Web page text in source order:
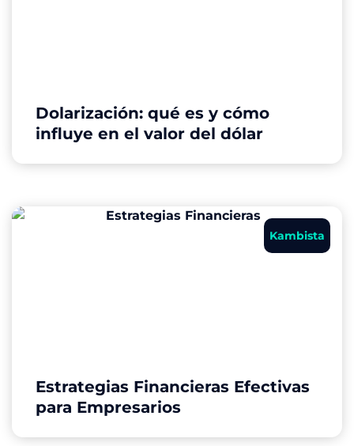
Dolarización: qué es y cómo
influye en el valor del dólar
Kambista
Estrategias Financieras Efectivas
para Empresarios